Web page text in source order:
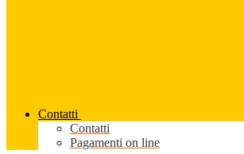
Contatti
Contatti
Pagamenti on line